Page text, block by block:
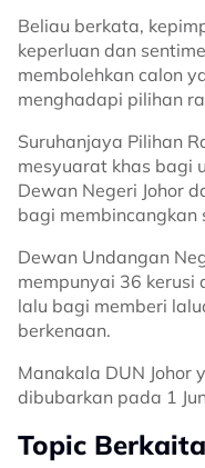
Beliau berkata,
keperluan dan
membolehkan calon
menghadapi pilihan
Suruhanjaya Pilihan
mesyuarat khas bagi
Dewan Negeri Johor
bagi membincangkan
Dewan Undangan
mempunyai 36 kerusi
lalu bagi memberi
berkenaan.
Manakala DUN Johor
dibubarkan pada 1
Topic